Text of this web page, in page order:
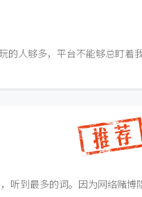
的人够多，平台不能够总盯着
听到最多的词。因为网络赌博